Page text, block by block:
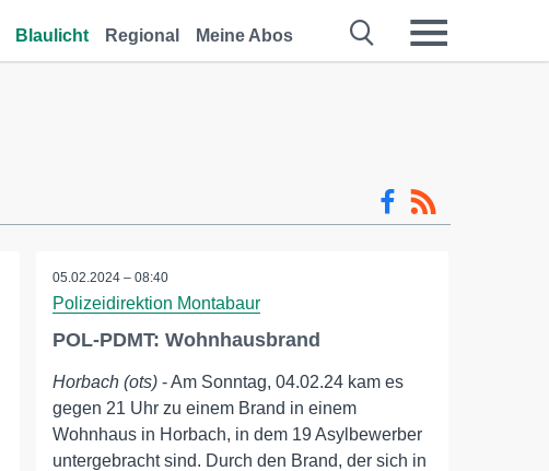
Blaulicht Regional Meine Abos
05.02.2024 – 08:40
Polizeidirektion Montabaur
POL-PDMT: Wohnhausbrand
Horbach (ots) - Am Sonntag, 04.02.24 kam es
gegen 21 Uhr zu einem Brand in einem
Wohnhaus in Horbach, in dem 19 Asylbewerber
untergebracht sind. Durch den Brand, der sich in